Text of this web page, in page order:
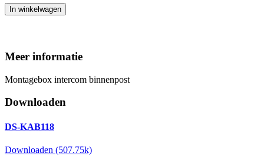
In winkelwagen
Meer informatie
Montagebox intercom binnenpost
Downloaden
DS-KAB118
Downloaden (507.75k)